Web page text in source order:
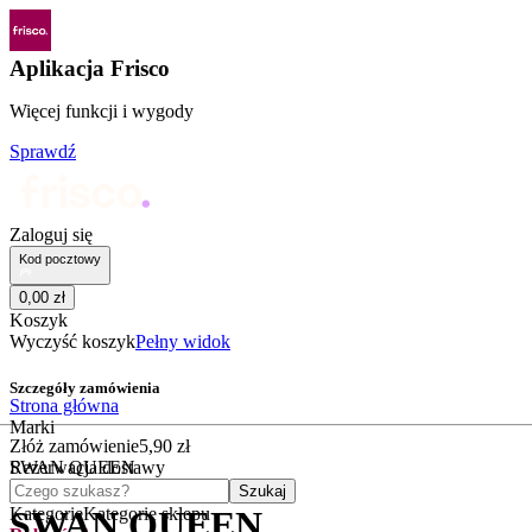
Aplikacja Frisco
Więcej funkcji i wygody
Sprawdź
Zaloguj się
Kod pocztowy
0,00 zł
Koszyk
Wyczyść koszykPełny widok
Szczegóły zamówienia
Złóż zamówienie5,90 zł
Rezerwacja dostawy
Czego szukasz?
Szukaj
KategorieKategorie sklepu
Strona główna
Marki
SWAN QUEEN